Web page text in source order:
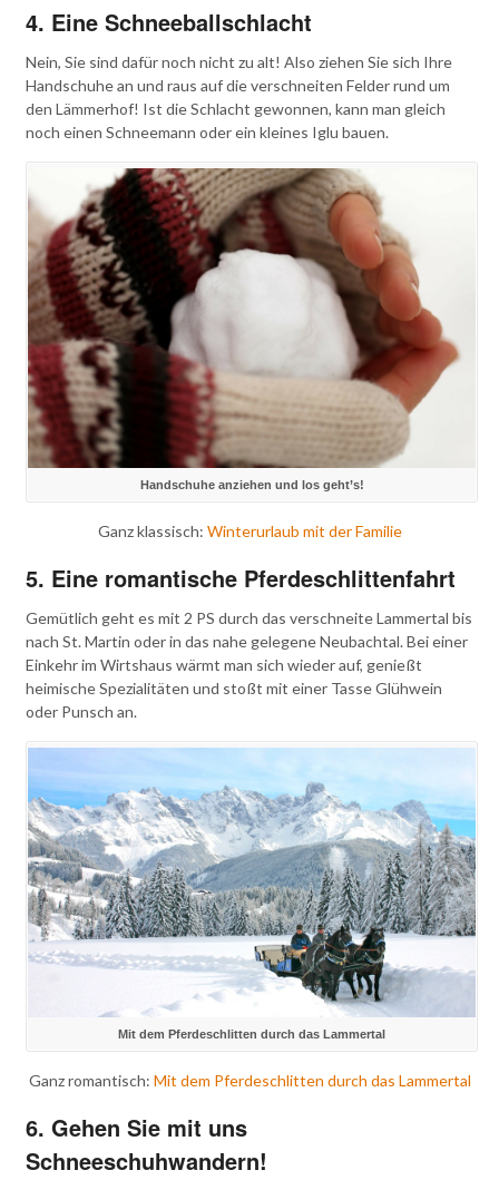
4. Eine Schneeballschlacht
Nein, Sie sind dafür noch nicht zu alt! Also ziehen Sie sich Ihre
Handschuhe an und raus auf die verschneiten Felder rund um
den Lämmerhof! Ist die Schlacht gewonnen, kann man gleich
noch einen Schneemann oder ein kleines Iglu bauen.
Handschuhe anziehen und los geht’s!
Ganz klassisch: Winterurlaub mit der Familie
5. Eine romantische Pferdeschlittenfahrt
Gemütlich geht es mit 2 PS durch das verschneite Lammertal bis
nach St. Martin oder in das nahe gelegene Neubachtal. Bei einer
Einkehr im Wirtshaus wärmt man sich wieder auf, genießt
heimische Spezialitäten und stoßt mit einer Tasse Glühwein
oder Punsch an.
Mit dem Pferdeschlitten durch das Lammertal
Ganz romantisch: Mit dem Pferdeschlitten durch das Lammertal
6. Gehen Sie mit uns
Schneeschuhwandern!